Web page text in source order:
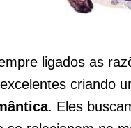
ligados as
criando
. Eles